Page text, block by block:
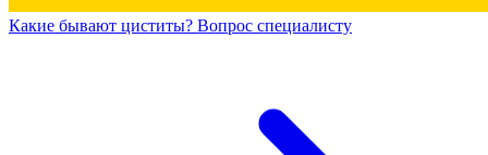
Какие бывают циститы? Вопрос специалисту